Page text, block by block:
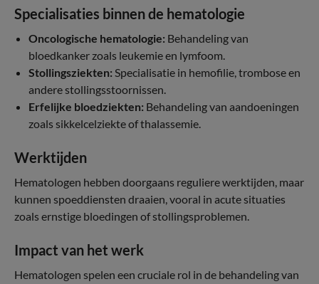
Specialisaties binnen de hematologie
Oncologische hematologie: Behandeling van
bloedkanker zoals leukemie en lymfoom.
Stollingsziekten: Specialisatie in hemofilie, trombose en
andere stollingsstoornissen.
Erfelijke bloedziekten: Behandeling van aandoeningen
zoals sikkelcelziekte of thalassemie.
Werktijden
Hematologen hebben doorgaans reguliere werktijden, maar
kunnen spoeddiensten draaien, vooral in acute situaties
zoals ernstige bloedingen of stollingsproblemen.
Impact van het werk
Hematologen spelen een cruciale rol in de behandeling van